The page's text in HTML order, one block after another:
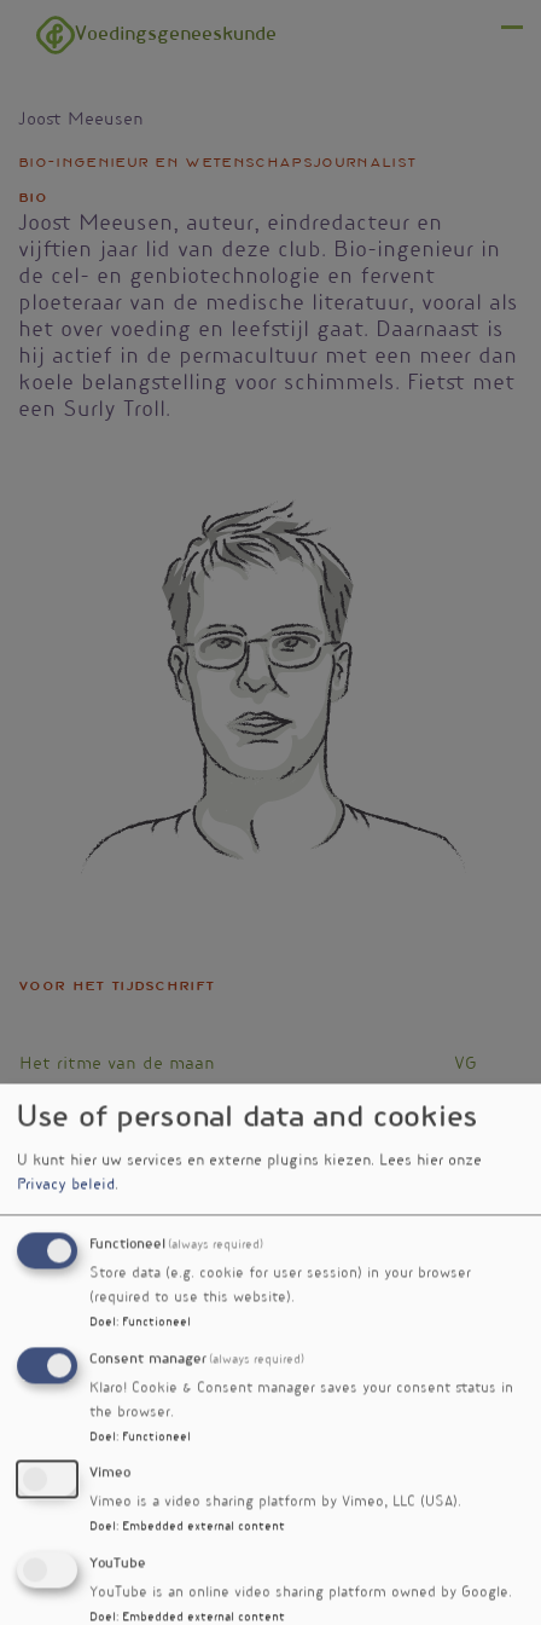
Overslaan en naar de inhoud gaan
Voedingsgeneeskunde
Joost Meeusen
bio-ingenieur en wetenschapsjournalist
Bio
Joost Meeusen, auteur, eindredacteur en
vijftien jaar lid van deze club. Bio-ingenieur in
de cel- en genbiotechnologie en fervent
ploeteraar van de medische literatuur, vooral als
het over voeding en leefstijl gaat. Daarnaast is
hij actief in de permacultuur met een meer dan
koele belangstelling voor schimmels. Fietst met
een Surly Troll.
Voor het tijdschrift
Het ritme van de maan
VG
Het ritme van planten
VG
Het grote aanbod van Chinese kruiden bij
Hoe gezond is kombucha?
Interleukine-6
Een spierhormoon met twee gezichten
Hoe zit het met beweging?
De hormonale kracht van leefstijl
VG
Zonlicht is meer dan vitamine D
Hoe samenleven met de zon?
2025-3
Intolerant voor fructose en salicylaten
Use of personal data and cookies
U kunt hier uw services en externe plugins kiezen. Lees hier onze
Privacy beleid.
Functioneel (always required)
Store data (e.g. cookie for user session) in your browser
(required to use this website).
Doel : Functioneel
Consent manager (always required)
Klaro! Cookie & Consent manager saves your consent status in
the browser.
Doel : Functioneel
Vimeo
Vimeo is a video sharing platform by Vimeo, LLC (USA).
Doel : Embedded external content
YouTube
YouTube is an online video sharing platform owned by Google.
Doel : Embedded external content